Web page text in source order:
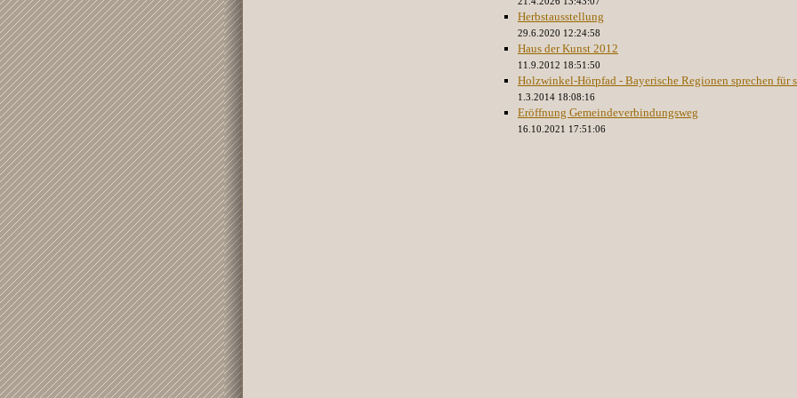
Herbstausstellung
29.6.2020 12:24:58
Haus der Kunst 2012
11.9.2012 18:51:50
Holzwinkel-Hörpfad - Bayerische Regionen sprechen für
1.3.2014 18:08:16
Eröffnung Gemeindeverbindungsweg
16.10.2021 17:51:06